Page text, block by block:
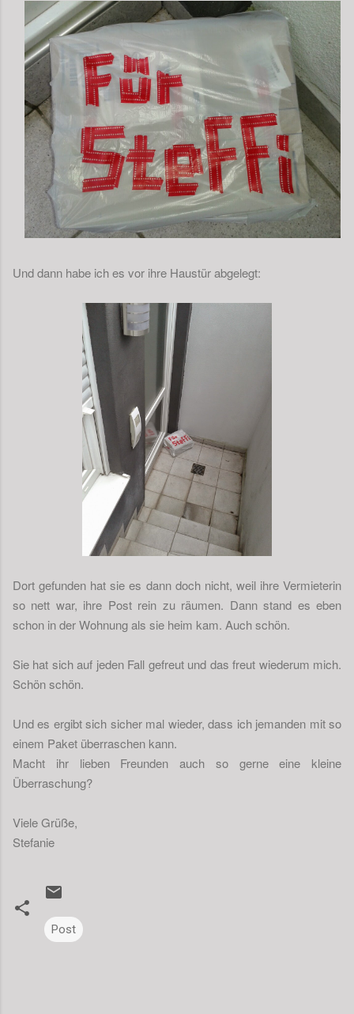
Und dann habe ich es vor ihre Haustür abgelegt:
Dort gefunden hat sie es dann doch nicht, weil ihre Vermieterin
so nett war, ihre Post rein zu räumen. Dann stand es eben
schon in der Wohnung als sie heim kam. Auch schön.
Sie hat sich auf jeden Fall gefreut und das freut wiederum mich.
Schön schön.
Und es ergibt sich sicher mal wieder, dass ich jemanden mit so
einem Paket überraschen kann.
Macht ihr lieben Freunden auch so gerne eine kleine
Überraschung?
Viele Grüße,
Stefanie
Post